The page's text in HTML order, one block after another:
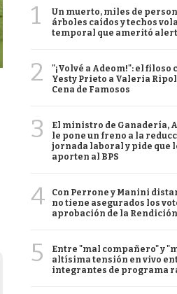
1
Un muerto, miles de
árboles caídos y techos
temporal que ameritó
2
"¡Volvé a Adeom!": el filoso
Yesty Prieto a Valeria
Cena de Famosos
3
El ministro de Ganadería,
le pone un freno a la
jornada laboral y pide que
aporten al BPS
4
Con Perrone y Manini
no tiene asegurados los
aprobación de la Rendición
5
Entre "mal compañero" y
altísima tensión en vivo
integrantes de programa